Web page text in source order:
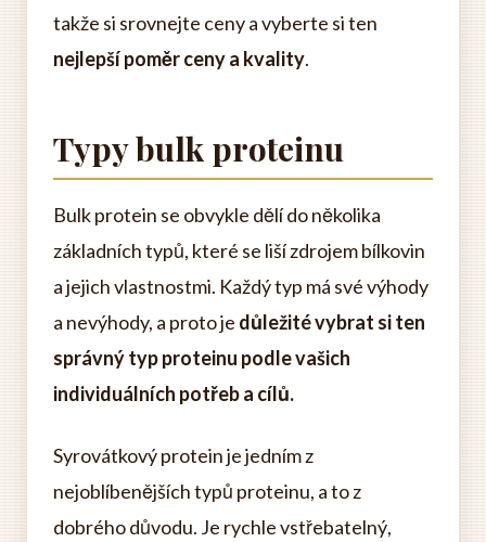
takže si srovnejte ceny a vyberte si ten
nejlepší poměr ceny a kvality.
Typy bulk proteinu
Bulk protein se obvykle dělí do několika
základních typů, které se liší zdrojem bílkovin
a jejich vlastnostmi. Každý typ má své výhody
a nevýhody, a proto je důležité vybrat si ten
správný typ proteinu podle vašich
individuálních potřeb a cílů.
Syrovátkový protein je jedním z
nejoblíbenějších typů proteinu, a to z
dobrého důvodu. Je rychle vstřebatelný,